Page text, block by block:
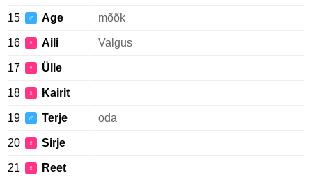
15 ♂ Age mõõk
16 ♀ Aili Valgus
17 ♀ Ülle
18 ♀ Kairit
19 ♂ Terje oda
20 ♀ Sirje
21 ♀ Reet